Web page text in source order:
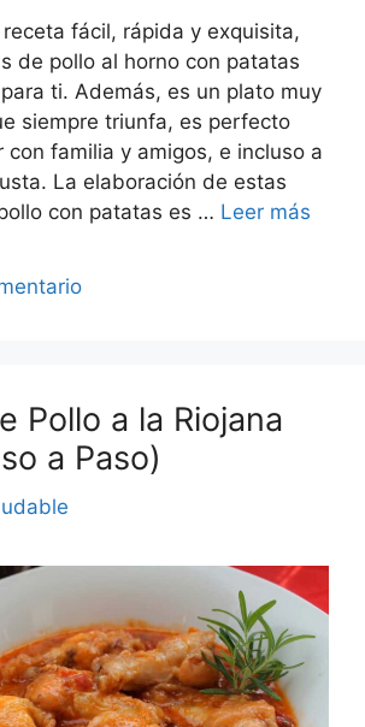
fácil, rápida y exquisita,
de pollo al horno con patatas
ti. Además, es un plato muy
siempre triunfa, es perfecto
con familia y amigos, e incluso a
La elaboración de estas
con patatas es … Leer más
Pollo a la Riojana
a Paso)